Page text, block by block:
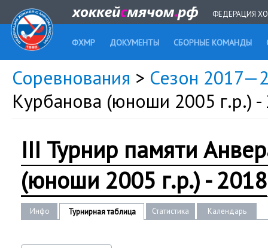
ФЕДЕРАЦИЯ
ФХМР ДОКУМЕНТЫ СБОРНЫЕ КОМАНДЫ
Соревнования > Сезон
Курбанова (юноши 2005 г.р.) -
III Турнир памяти
(юноши 2005 г.р.) - 2018
Инфо Турнирная таблица Статистика Календарь